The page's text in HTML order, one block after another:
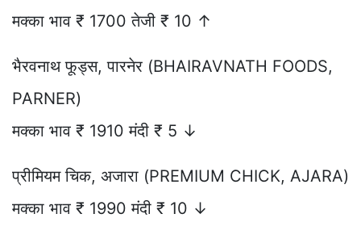
मक्का भाव ₹ 1700 तेजी ₹ 10 ↑
भैरवनाथ फूड्स, पारनेर (BHAIRAVNATH FOODS,
PARNER)
मक्का भाव ₹ 1910 मंदी ₹ 5 ↓
प्रीमियम चिक, अजारा (PREMIUM CHICK, AJARA)
मक्का भाव ₹ 1990 मंदी ₹ 10 ↓